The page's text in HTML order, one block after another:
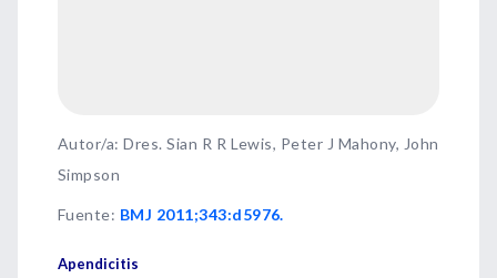
Autor/a: Dres. Sian R R Lewis, Peter J Mahony, John
Simpson
Fuente: BMJ 2011;343:d5976.
Apendicitis